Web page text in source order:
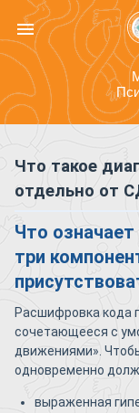
menu
Что такое
отдельно от
Что
три
Расшифровка кода
сочетающееся с
движениями».
одновременно
выраженная